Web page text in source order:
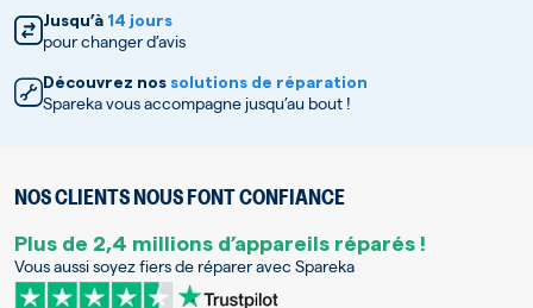
Jusqu’à 14 jours
pour changer d’avis
Découvrez nos solutions de réparation
Spareka vous accompagne jusqu’au bout !
NOS CLIENTS NOUS FONT CONFIANCE
Plus de 2,4 millions d’appareils réparés !
Vous aussi soyez fiers de réparer avec Spareka